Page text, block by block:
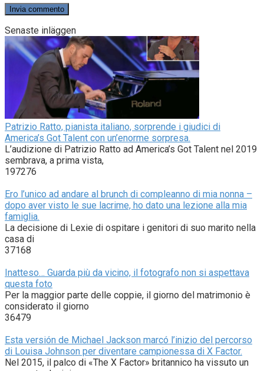
Senaste inläggen
Patrizio Ratto, pianista italiano, sorprende i giudici di
America’s Got Talent con un’enorme sorpresa.
L’audizione di Patrizio Ratto ad America’s Got Talent nel 2019
sembrava, a prima vista,
197276
Ero l’unico ad andare al brunch di compleanno di mia nonna –
dopo aver visto le sue lacrime, ho dato una lezione alla mia
famiglia.
La decisione di Lexie di ospitare i genitori di suo marito nella
casa di
37168
Inatteso… Guarda più da vicino, il fotografo non si aspettava
questa foto
Per la maggior parte delle coppie, il giorno del matrimonio è
considerato il giorno
36479
Esta versión de Michael Jackson marcó l’inizio del percorso
di Louisa Johnson per diventare campionessa di X Factor.
Nel 2015, il palco di «The X Factor» britannico ha vissuto un